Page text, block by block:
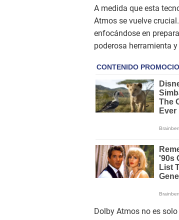
A medida que esta
Atmos se vuelve crucial.
enfocándose en
poderosa herramienta
Dolby Atmos no es